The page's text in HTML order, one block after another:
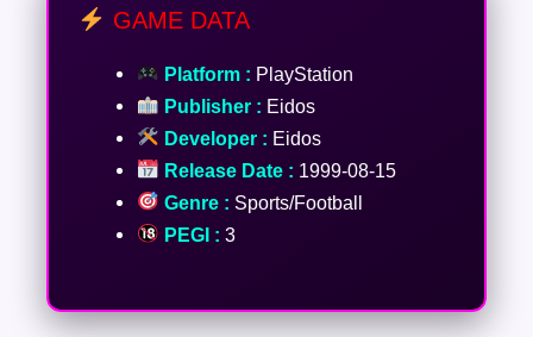
GAME DATA
Platform : PlayStation
Publisher : Eidos
Developer : Eidos
Release Date : 1999-08-15
Genre : Sports/Football
PEGI : 3